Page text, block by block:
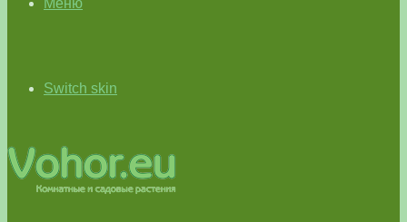
Меню
Switch skin